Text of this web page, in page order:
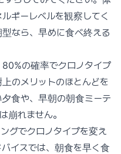
ギーレベルを観察してく
なら、早めに食べ終える
の確率でクロノタイプ
のメリットのほとんどを
食や、早朝の朝食ミーテ
崩れません。
グでクロノタイプを変え
イスでは、朝食を早く食